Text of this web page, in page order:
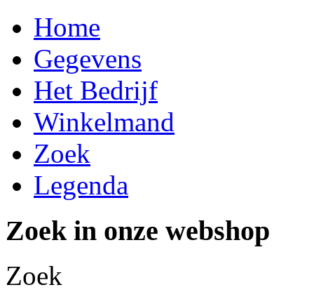
Home
Gegevens
Het Bedrijf
Winkelmand
Zoek
Legenda
Zoek in onze webshop
Zoek